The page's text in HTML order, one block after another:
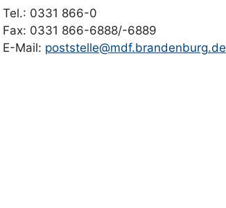
Tel.: 0331 866-0
Fax: 0331 866-6888/-6889
E-Mail: poststelle@mdf.brandenburg.de